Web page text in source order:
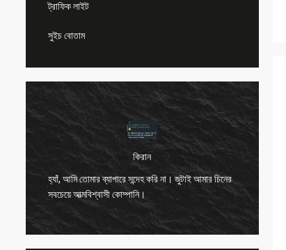
ট্রাফিক লাইট
সুইচ বোতাম
কিরান
হ্যাঁ, আমি তোমার ব্যাপারে সন্দেহ করি না। জুটাই আমার চিনের
সবচেয়ে আত্মবিশ্বাসী কোম্পানি।